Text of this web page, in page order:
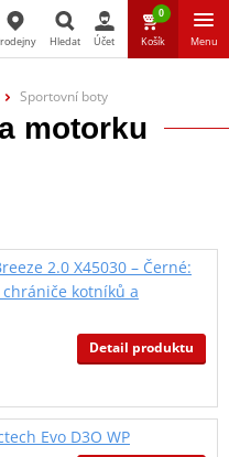
Hledat Účet
0
Košík Menu
Sportovní boty
motorku
2.0 X45030 – Černé:
kotníků a
Detail produktu
Evo D3O WP